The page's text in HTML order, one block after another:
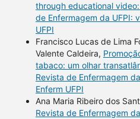
through educational
de Enfermagem da UFPI:
UFPI
Francisco Lucas de Lima
Valente Caldeira,
tabaco: um olhar
Revista de Enfermagem
Enferm UFPI
Ana Maria Ribeiro dos
Revista de Enfermagem